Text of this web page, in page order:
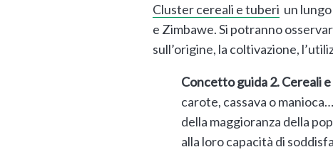
Cluster cereali e tuberi un
e Zimbawe. Si potranno
sull’origine, la coltivazione,
Concetto guida 2. Cereali
carote, cassava o
della maggioranza della
alla loro capacità di